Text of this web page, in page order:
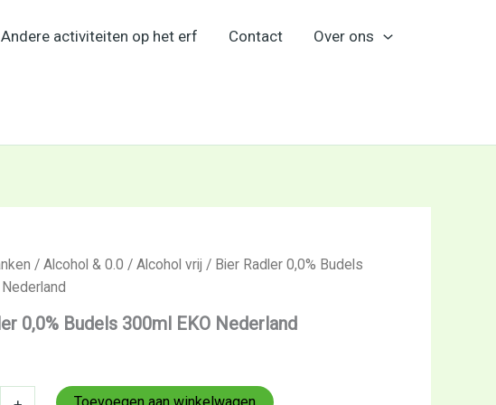
Andere activiteiten op het erf Contact Over ons
/ Alcohol & 0.0 / Alcohol vrij / Bier Radler 0,0% Budels
0,0% Budels 300ml EKO Nederland